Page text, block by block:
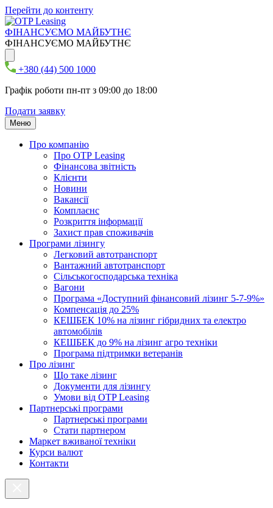
Перейти до контенту
ФІНАНСУЄМО МАЙБУТНЄ
ФІНАНСУЄМО МАЙБУТНЄ
+380 (44) 500 1000
Графік роботи пн-пт з 09:00 до 18:00
Подати заявку
Меню
Про компанію
Про ОТР Leasing
Фінансова звітність
Клієнти
Новини
Вакансії
Комплаєнс
Розкриття інформації
Захист прав споживачів
Програми лізингу
Легковий автотранспорт
Вантажний автотранспорт
Cільськогосподарська техніка
Вагони
Програма «Доступний фінансовий лізинг 5-7-9%»
Компенсація до 25%
КЕШБЕК 10% на лізинг гібридних та електро
автомобілів
КЕШБЕК до 9% на лізинг агро техніки
Програма підтримки ветеранів
Про лізинг
Що таке лізинг
Документи для лізингу
Умови від OTP Leasing
Партнерські програми
Партнерські програми
Стати партнером
Маркет вживаної техніки
Курси валют
Контакти